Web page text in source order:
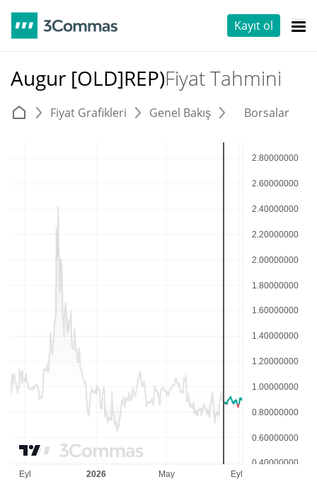
Kayıt ol
Augur [OLD]REP)Fiyat Tahmini
Fiyat Grafikleri Genel Bakış Borsalar